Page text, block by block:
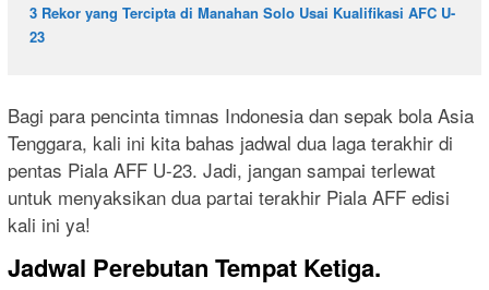
3 Rekor yang Tercipta di Manahan Solo Usai Kualifikasi AFC U-
23
Bagi para pencinta timnas Indonesia dan sepak bola Asia
Tenggara, kali ini kita bahas jadwal dua laga terakhir di
pentas Piala AFF U-23. Jadi, jangan sampai terlewat
untuk menyaksikan dua partai terakhir Piala AFF edisi
kali ini ya!
Jadwal Perebutan Tempat Ketiga.